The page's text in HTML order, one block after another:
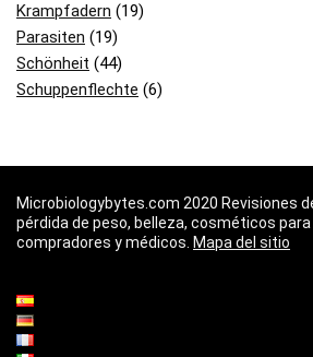
Krampfadern (19)
Parasiten (19)
Schönheit (44)
Schuppenflechte (6)
Microbiologybytes.com 2020 Revisiones
pérdida de peso, belleza, cosméticos para
compradores y médicos. Mapa del sitio